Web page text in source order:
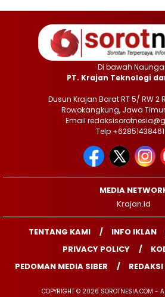
Di bawah
PT. Krajan Teknologi
Dusun Krajan Barat RT 5/ RW 2
Rowokangkung, Jawa
Email
Telp
MEDIA
Krajan.id
TENTANG KAMI INFO IKLAN
PRIVACY POLICY
PEDOMAN MEDIA SIBER
REDAKSI
COPYRIGHT © 2026 SOROTNESIA.COM -